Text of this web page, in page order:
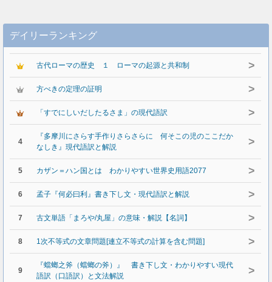
デイリーランキング
古代ローマの歴史 １ ローマの起源と共和制 >
方べきの定理の証明 >
「すでにしいだしたるさま」の現代語訳 >
4
『多摩川にさらす手作りさらさらに 何そこの児のここだか
なしき』現代語訳と解説
>
5 カザン＝ハン国とは わかりやすい世界史用語2077 >
6 孟子『何必曰利』書き下し文・現代語訳と解説 >
7 古文単語「まろや/丸屋」の意味・解説【名詞】 >
8 1次不等式の文章問題[連立不等式の計算を含む問題] >
9
『蟷螂之斧（蟷螂の斧）』 書き下し文・わかりやすい現代
語訳（口語訳）と文法解説
>